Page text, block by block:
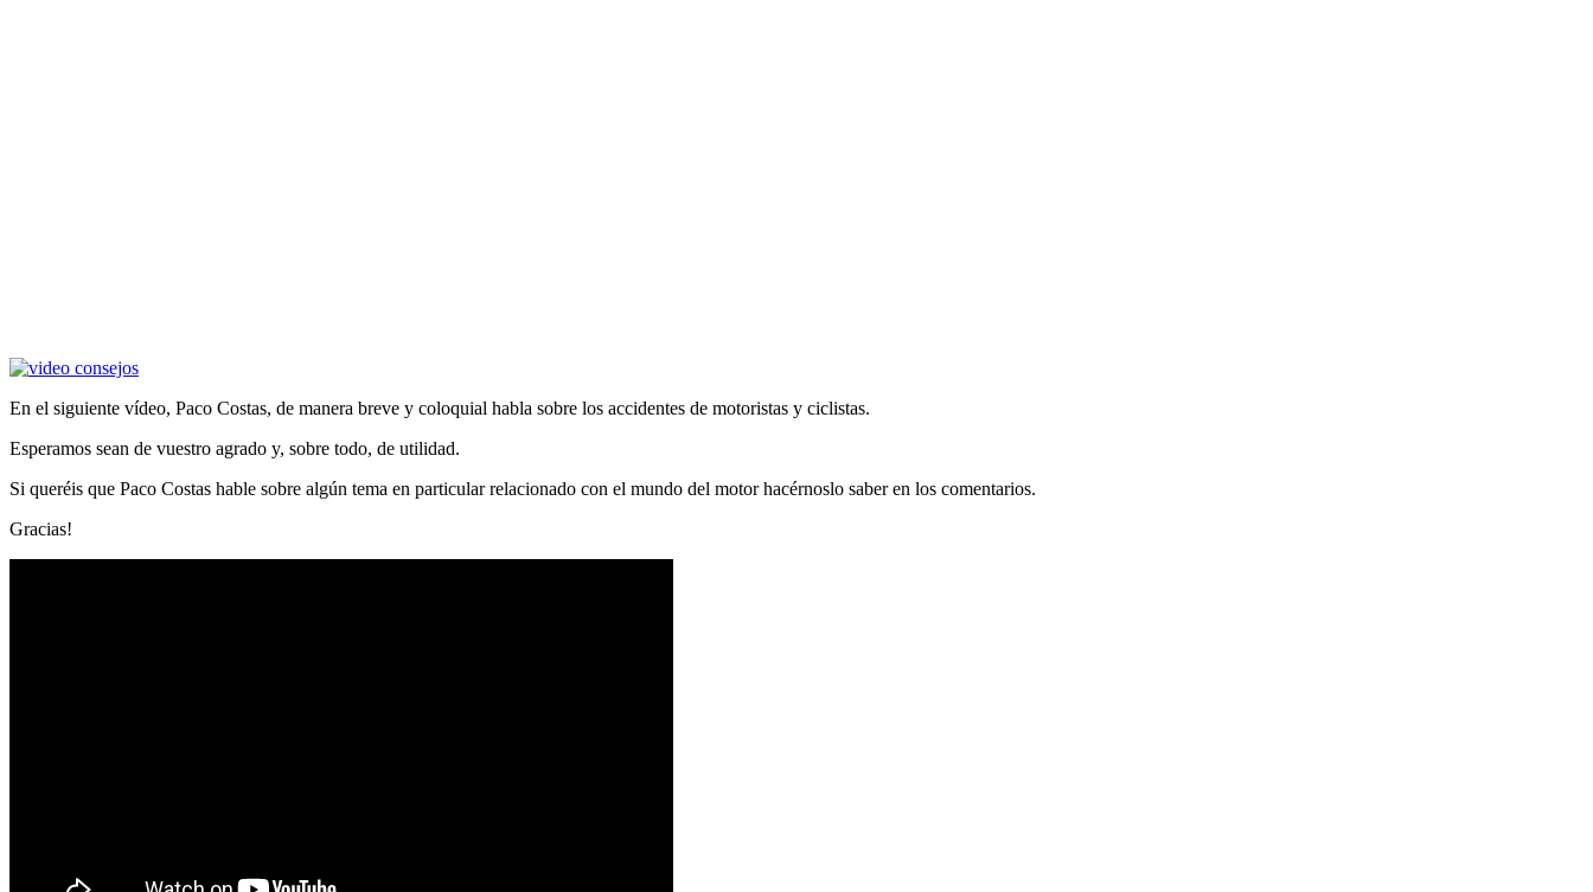
En el siguiente vídeo, Paco Costas, de manera breve y coloquial habla sobre los accidentes de motoristas y ciclistas.
Esperamos sean de vuestro agrado y, sobre todo, de utilidad.
Si queréis que Paco Costas hable sobre algún tema en particular relacionado con el mundo del motor hacérnoslo saber en los comentarios.
Gracias!